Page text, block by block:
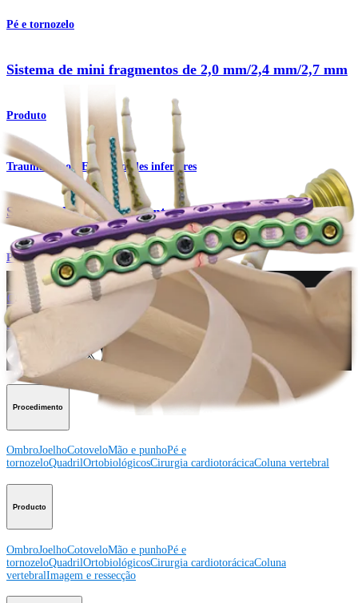
Pé e tornozelo
Sistema de mini fragmentos de 2,0 mm/2,4 mm/2,7 mm
Produto
Traumatismo - Extremidades inferiores
Sistema de mini fragmentos
Procedimento
Como podemos ajudar?
Contacte um representante
Veja eventos, laboratórios e oportunidades educacionais
Inscreva-se para receber: O que há de novo na Arthrex?
Conecte-se conosco
Procedimento
OmbroJoelhoCotoveloMão e punhoPé e
tornozeloQuadrilOrtobiológicosCirurgia cardiotorácicaColuna vertebral
Producto
OmbroJoelhoCotoveloMão e punhoPé e
tornozeloQuadrilOrtobiológicosCirurgia cardiotorácicaColuna
vertebralImagem e ressecção